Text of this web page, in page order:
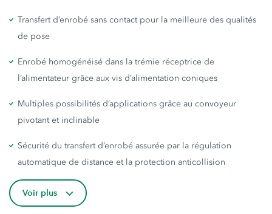
Transfert d’enrobé sans contact pour la meilleure des qualités
de pose
Enrobé homogénéisé dans la trémie réceptrice de
l’alimentateur grâce aux vis d’alimentation coniques
Multiples possibilités d’applications grâce au convoyeur
pivotant et inclinable
Sécurité du transfert d’enrobé assurée par la régulation
automatique de distance et la protection anticollision
Voir plus